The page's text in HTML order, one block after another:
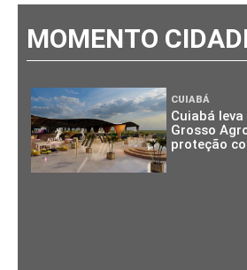
MOMENTO
CUIABÁ
Cuiabá
Grosso
proteção